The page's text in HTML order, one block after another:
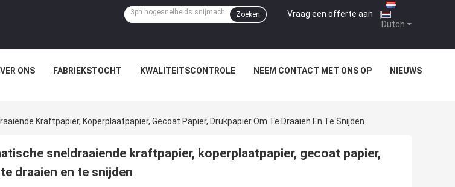
Dutch
Vraag een offerte aan |
Zoeken
ONS FABRIEKSTOCHT KWALITEITSCONTROLE NEEM CONTACT MET ONS OP NIEUWS
Kraftpapier, Koperplaatpapier, Gecoat Papier, Drukpapier Om Te Draaien En Te Snijden
sneldraaiende kraftpapier, koperplaatpapier, gecoat papier,
draaien en te snijden